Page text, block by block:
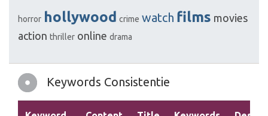
horror hollywood crime watch films movies
action thriller online drama
Keywords Consistentie